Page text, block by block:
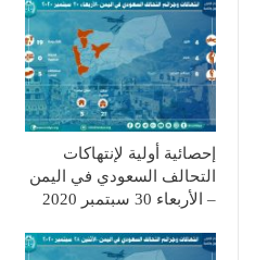
إحصائية أولية لإنتهاكات
التحالف السعودي في اليمن
– الأربعاء 30 سبتمبر 2020